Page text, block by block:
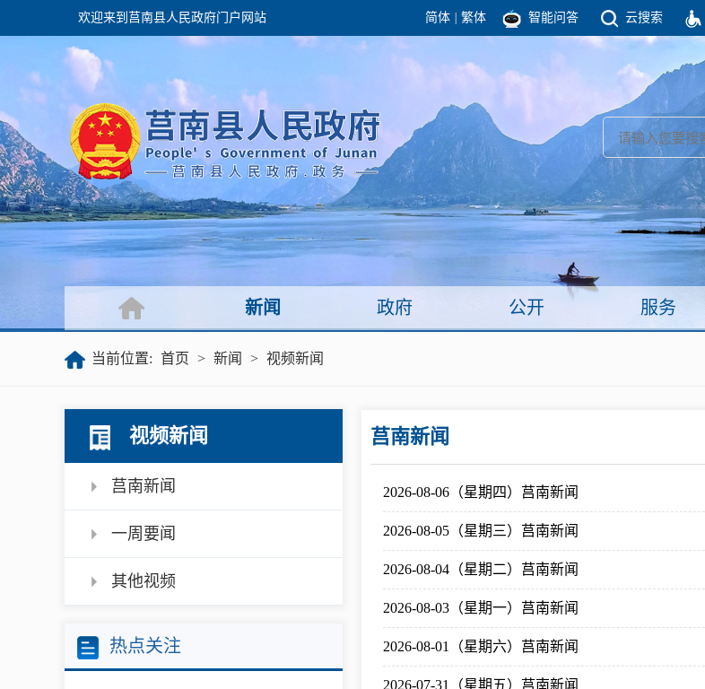
欢迎来到莒南县人民政府门户网站 简体 繁体 智能问答 云搜索
团结高效 理性法治 公开公平
领导之窗 政府机构
政府会议 政府公报
政府目录 政府数据
政府工作报告
政务要
部门信
视频新
公开
公共企事业单位信 依申请公开
服
莒南影像
镇街园区 莒南旅游
新闻 政府 公开 服务
当前位置: 首页 > 新闻 > 视频新闻
视频新闻
莒南新闻
一周要闻
其他视频
热点关注
莒南新闻
2026-08-06（星期四）莒南新闻
2026-08-05（星期三）莒南新闻
2026-08-04（星期二）莒南新闻
2026-08-03（星期一）莒南新闻
2026-08-01（星期六）莒南新闻
2026-07-31（星期五）莒南新闻